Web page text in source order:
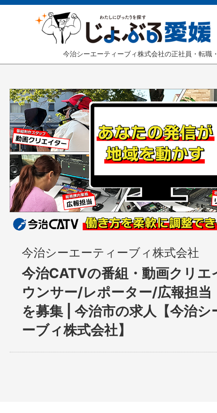
今治シーエーティーブィ株式会社の正社員・転職
今治シーエーティーブィ株式会社
今治CATVの番組・動画クリ
ウンサー/レポーター/広報担当
を募集 | 今治市の求人【今治シ
ーブィ株式会社】